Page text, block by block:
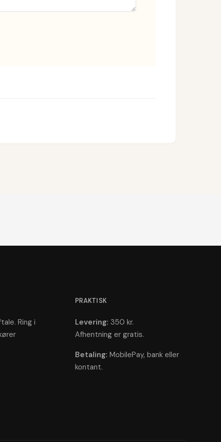
Ring i
PRAKTISK
Levering: 350 kr.
Afhentning er gratis.
Betaling: MobilePay, bank eller
kontant.